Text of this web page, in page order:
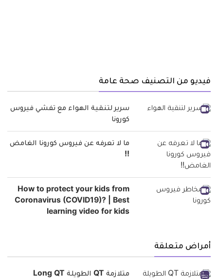
فيديو من التصنيف صحة عامة
سرير لتنقية الهواء مع تفشي فيروس
كورونا
ما لا تعرفه عن فيروس كورونا الغامض
!!
How to protect your kids from
Coronavirus (COVID19)? | Best
learning video for kids
أمراض متعلقة
متلازمة QT الطويلة Long QT